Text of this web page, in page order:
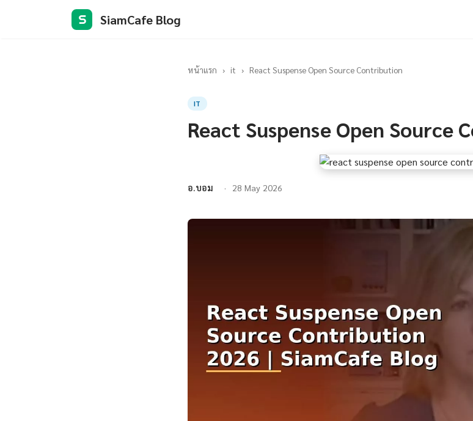
S SiamCafe Blog
หน้าแรก › it › React Suspense Open Source Contribution
IT
React Suspense Open Source
อ.บอม 28 May 2026